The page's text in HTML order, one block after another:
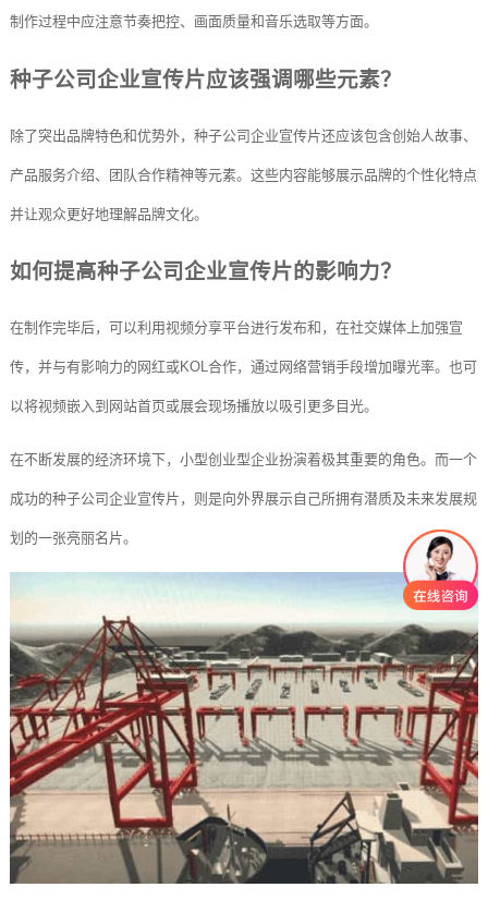
制作过程中应注意节奏把控、画面质量和音乐选取等方面。
种子公司企业宣传片应该强调哪些元素？
除了突出品牌特色和优势外，种子公司企业宣传片还应该包含创始人故事、
产品服务介绍、团队合作精神等元素。这些内容能够展示品牌的个性化特点
并让观众更好地理解品牌文化。
如何提高种子公司企业宣传片的影响力？
在制作完毕后，可以利用视频分享平台进行发布和，在社交媒体上加强宣
传，并与有影响力的网红或KOL合作，通过网络营销手段增加曝光率。也可
以将视频嵌入到网站首页或展会现场播放以吸引更多目光。
在不断发展的经济环境下，小型创业型企业扮演着极其重要的角色。而一个
成功的种子公司企业宣传片，则是向外界展示自己所拥有潜质及未来发展规
划的一张亮丽名片。